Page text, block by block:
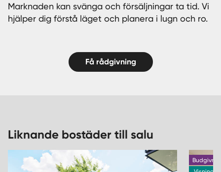
Marknaden kan svänga och försäljningar ta tid. Vi
hjälper dig förstå läget och planera i lugn och ro.
Få rådgivning
Liknande bostäder till salu